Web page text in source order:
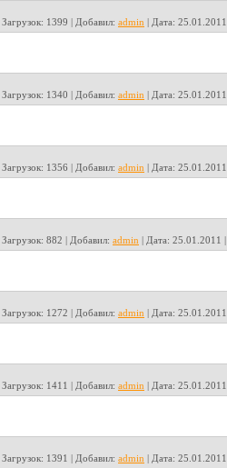
Загрузок: 1399 | Добавил: admin | Дата: 25.01.2011
Загрузок: 1340 | Добавил: admin | Дата: 25.01.2011
Загрузок: 1356 | Добавил: admin | Дата: 25.01.2011
Загрузок: 882 | Добавил: admin | Дата: 25.01.2011 |
Загрузок: 1272 | Добавил: admin | Дата: 25.01.2011
Загрузок: 1411 | Добавил: admin | Дата: 25.01.2011
Загрузок: 1391 | Добавил: admin | Дата: 25.01.2011